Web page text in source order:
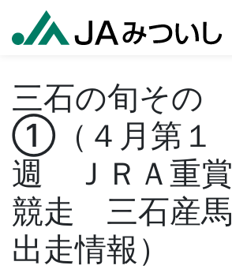
三石の旬その
①（４月第１
週 ＪＲＡ重賞
競走 三石産馬
出走情報）